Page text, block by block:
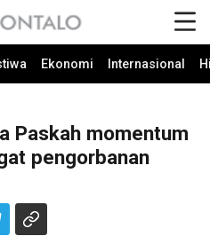
Ekonomi Internasional
Paskah momentum
pengorbanan